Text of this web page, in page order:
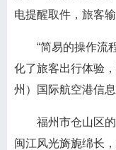
电提醒取件，旅客
“简易的操作流程
化了旅客出行体验
州）国际航空港信
福州市仓山区的
闽江风光旖旎绵长